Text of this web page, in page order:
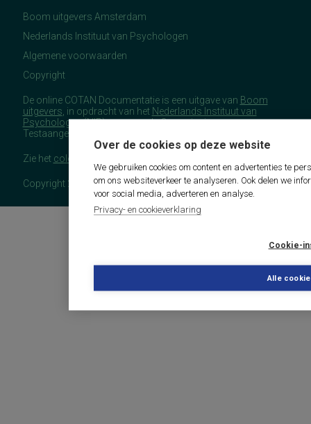
Over de cookies op deze website
We gebruiken cookies om content en advertenties te
om ons websiteverkeer te analyseren. Ook delen we
voor social media, adverteren en analyse.
Privacy- en cookieverklaring
Cookie-
Alle
Boom uitgevers Amsterdam
Nederlands Instituut van Psychologen
Algemene voorwaarden
Copyright
De online COTAN Documentatie is een uitgave van Boom
uitgevers , in opdracht van het Nederlands Instituut van
Psychologen(NIP), namens de Commissie
Testaangelegenheden Nederland (COTAN).
Zie het colofon
Copyright 2026 - COTAN Documentatie